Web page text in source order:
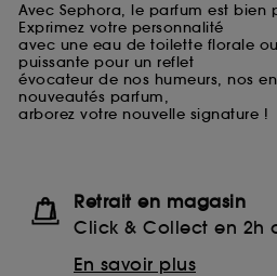
Avec Sephora, le parfum est bien
Exprimez votre personnalité
avec une eau de toilette florale
puissante pour un reflet
évocateur de nos humeurs, nos
nouveautés parfum,
arborez votre nouvelle signature !
Retrait en magasin
Click & Collect en 2h
En savoir plus